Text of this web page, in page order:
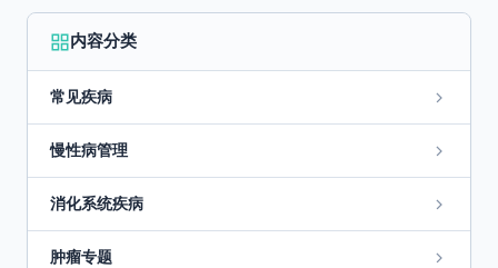
内容分类
常见疾病
慢性病管理
消化系统疾病
肿瘤专题